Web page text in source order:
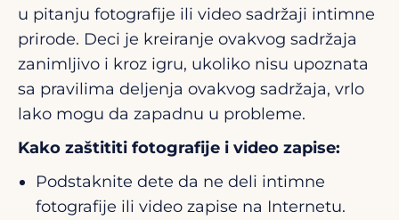
u pitanju fotografije ili video sadržaji intimne
prirode. Deci je kreiranje ovakvog sadržaja
zanimljivo i kroz igru, ukoliko nisu upoznata
sa pravilima deljenja ovakvog sadržaja, vrlo
lako mogu da zapadnu u probleme.
Kako zaštititi fotografije i video zapise:
Podstaknite dete da ne deli intimne
fotografije ili video zapise na Internetu.